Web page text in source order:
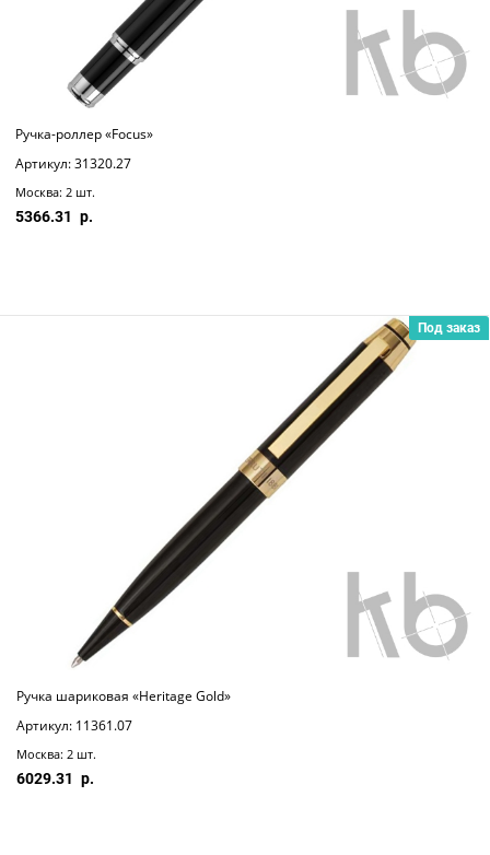
Ручка-роллер «Focus»
Артикул: 31320.27
Москва: 2 шт.
5366.31
Под заказ
Ручка шариковая «Heritage Gold»
Артикул: 11361.07
Москва: 2 шт.
6029.31